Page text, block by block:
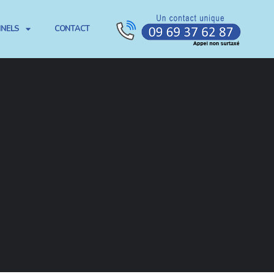
CONTACT